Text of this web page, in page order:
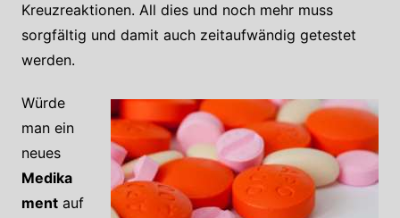
Kreuzreaktionen. All dies und noch mehr muss
sorgfältig und damit auch zeitaufwändig getestet
werden.
Würde
man ein
neues
Medika
mentauf